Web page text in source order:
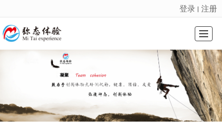
很遗憾，因您的浏览器版本过低导致无法获得最佳浏览体验，推荐下载安装谷歌浏览器！
登录 丨 注册
课程系列 新闻动态 关于我们 联系我们